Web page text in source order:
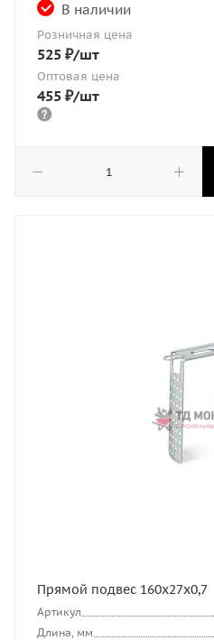
В наличии
Розничная цена
525 ₽/шт
Оптовая цена
455 ₽/шт
Прямой подвес 160х27х0,7
Артикул
Длина, мм